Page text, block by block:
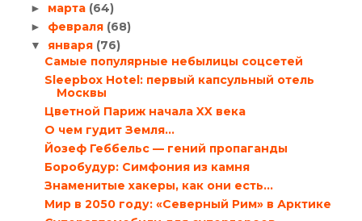
► марта (64)
► февраля (68)
▼ января (76)
Самые популярные небылицы соцсетей
Sleepbox Hotel: первый капсульный отель
Москвы
Цветной Париж начала XX века
О чем гудит Земля…
Йозеф Геббельс — гений пропаганды
Боробудур: Симфония из камня
Знаменитые хакеры, как они есть…
Мир в 2050 году: «Северный Рим» в Арктике